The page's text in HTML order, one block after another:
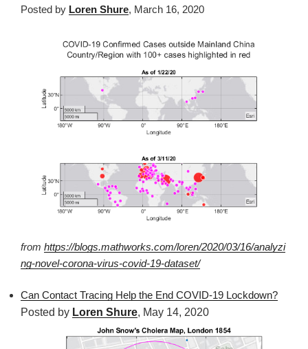
Posted by Loren Shure, March 16, 2020
from https://blogs.mathworks.com/loren/2020/03/16/analyzi
ng-novel-corona-virus-covid-19-dataset/
Can Contact Tracing Help the End COVID-19 Lockdown?
Posted by Loren Shure, May 14, 2020